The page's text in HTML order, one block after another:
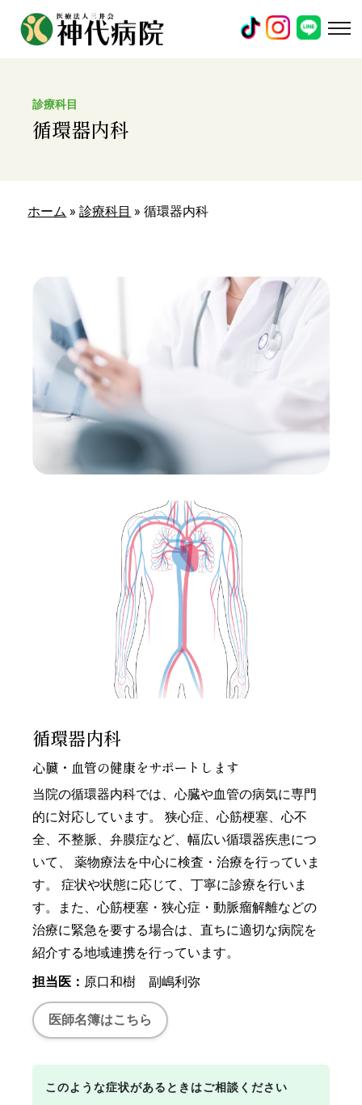
診療科目
循環器内科
ホーム »診療科目 »循環器内科
循環器内科
心臓・血管の健康をサポートします
当院の循環器内科では、心臓や血管の病気に専門
的に対応しています。 狭心症、心筋梗塞、心不
全、不整脈、弁膜症など、幅広い循環器疾患につ
いて、 薬物療法を中心に検査・治療を行っていま
す。 症状や状態に応じて、丁寧に診療を行いま
す。また、心筋梗塞・狭心症・動脈瘤解離などの
治療に緊急を要する場合は、直ちに適切な病院を
紹介する地域連携を行っています。
担当医： 原口和樹 副嶋利弥
医師名簿はこちら
このような症状があるときはご相談ください